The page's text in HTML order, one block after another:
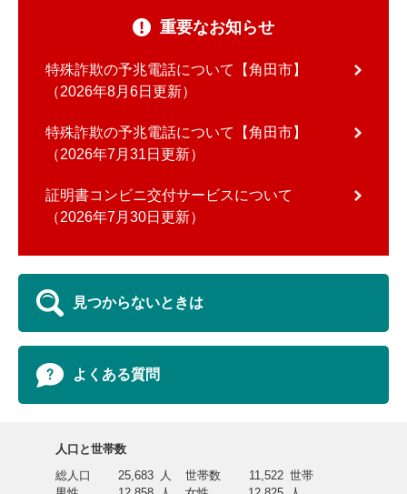
重要なお知らせ
特殊詐欺の予兆電話について【角田市】
2026年8月6日更新
特殊詐欺の予兆電話について【角田市】
2026年7月31日更新
証明書コンビニ交付サービスについて
2026年7月30日更新
見つからないときは
よくある質問
人口と世帯数
総人口
25,683 人 世帯数 11,522 世帯